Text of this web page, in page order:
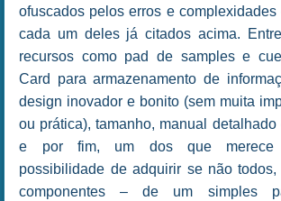
ofuscados pelos erros e complexidades
cada um deles já citados acima.
recursos como pad de samples e
Card para armazenamento de
design inovador e bonito (sem muita
ou prática), tamanho, manual
e por fim, um dos que merece
possibilidade de adquirir se não
componentes – de um simples